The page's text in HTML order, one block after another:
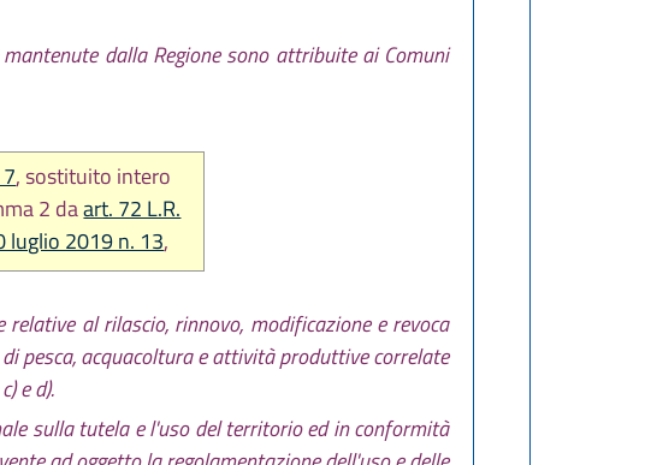
dalla Regione sono attribuite ai Comuni
, sostituito intero
2 daart. 72 L.R.
luglio 2019 n. 13,
al rilascio, rinnovo, modificazione e revoca
pesca, acquacoltura e attività produttive correlate
e d).
sulla tutela e l'uso del territorio ed in conformità